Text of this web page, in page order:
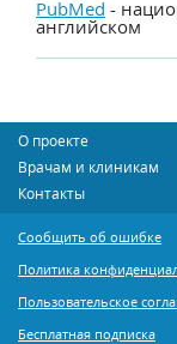
PubMed -
английском
О проекте
Врачам и клиникам
Контакты
Сообщить об ошибке
Политика
Пользовательское
Бесплатная подписка